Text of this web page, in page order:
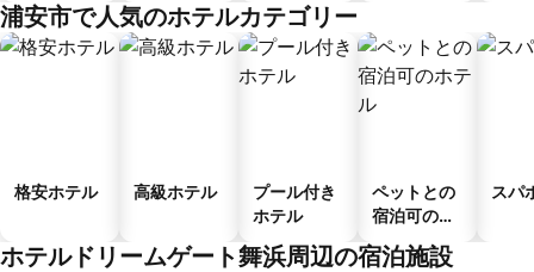
ス
浦安市で人気のホテルカテゴリー
格安ホテル 高級ホテル
プール付き
ホテル
ペットとの
宿泊可のホ
スパ
ホテルドリームゲート舞浜周辺の宿泊施設